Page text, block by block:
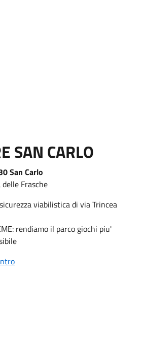
SAN CARLO
San Carlo
Frasche
viabilistica di via Trincea
rendiamo il parco giochi piu'